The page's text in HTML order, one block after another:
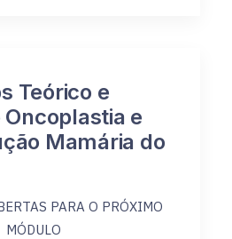
Teórico e
e
Mamária do
PARA O PRÓXIMO
MÓDULO